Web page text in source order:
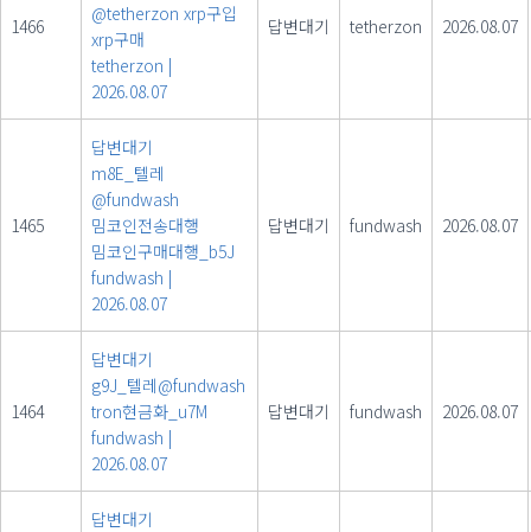
1466
@tetherzon xrp구입
xrp구매
tetherzon |
2026.08.07
답변대기 tetherzon 2026.08.07
1465
답변대기
m8E_텔레
@fundwash
밈코인전송대행
밈코인구매대행_b5J
fundwash |
2026.08.07
답변대기 fundwash 2026.08.07
1464
답변대기
g9J_텔레@fundwash
tron현금화_u7M
fundwash |
2026.08.07
답변대기 fundwash 2026.08.07
답변대기